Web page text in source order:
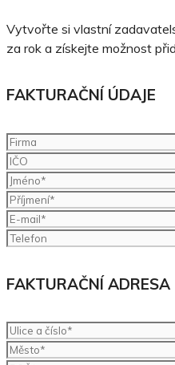
Vytvořte si vlastní
za rok a získejte možnost
FAKTURAČNÍ ÚDAJE
FAKTURAČNÍ ADRESA